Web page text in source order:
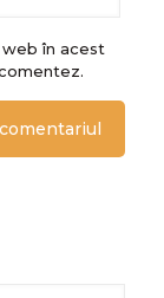
în acest